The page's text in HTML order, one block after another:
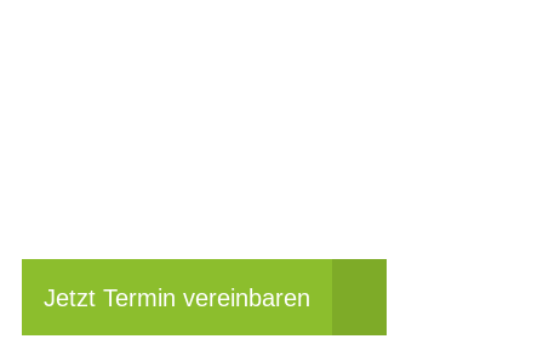
Jetzt Termin vereinbaren